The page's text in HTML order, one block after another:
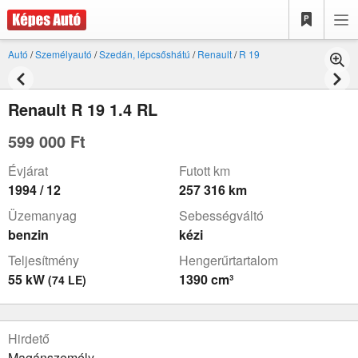
Autó /Személyautó /Szedán, lépcsőshátú /Renault/R 19
Renault R 19 1.4 RL
599 000 Ft
Évjárat
1994 / 12
Futott km
257 316 km
Üzemanyag
benzin
Sebességváltó
kézi
Teljesítmény
55 kW (74 LE)
Hengerűrtartalom
1390 cm³
Hirdető